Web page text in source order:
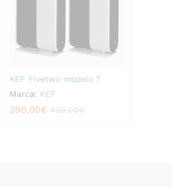
KEF Fivetwo modelo 7
Marca: KEF
390,00€ 420,00€